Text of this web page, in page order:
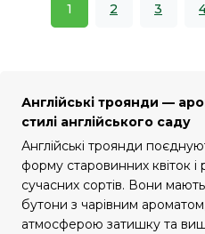
1 2 3
Англійські троянди —
стилі англійського саду
Англійські троянди
форму старовинних квіток і
сучасних сортів. Вони
бутони з чарівним
атмосферою затишку та